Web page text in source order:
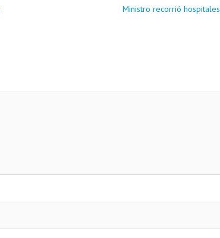
Ministro recorrió hospitales